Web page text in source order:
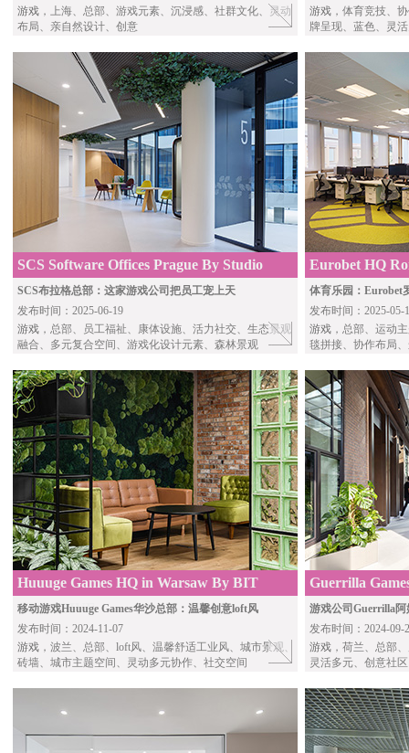
游戏 ，上海、总部、游戏元素、沉浸感、社群文化、灵动
布局、亲自然设计、创意
游戏 ，体育竞技、
牌呈现、蓝色、灵
SCS Software Offices Prague By Studio
Perspektiv
SCS布拉格总部：这家游戏公司把员工宠上天
发布时间：2025-06-19
游戏 ，总部、员工福祉、康体设施、活力社交、生态景观
融合、多元复合空间、游戏化设计元素、森林景观
Eurobet HQ
体育乐园：Eurobet
发布时间：2025-05-
游戏 ，总部、运动
毯拼接、协作布局
Huuuge Games HQ in Warsaw By BIT
CREATIVE
移动游戏Huuuge Games华沙总部：温馨创意loft风
发布时间：2024-11-07
游戏 ，波兰、总部、loft风、温馨舒适工业风、城市景观、
砖墙、城市主题空间、灵动多元协作、社交空间
Guerrilla
CBRE
游戏公司Guerrilla
发布时间：2024-09-
游戏 ，荷兰、总部
灵活多元、创意社